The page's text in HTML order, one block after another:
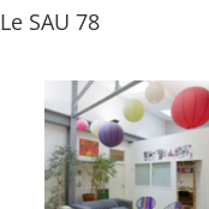
Le SAU 78